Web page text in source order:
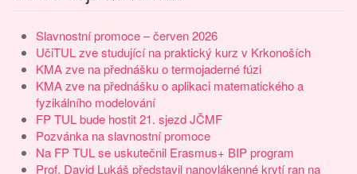
Slavnostní promoce – červen 2026
UčiTUL zve studující na praktický kurz v Krkonoších
KMA zve na přednášku o termojaderné fúzi
KMA zve na přednášku o aplikaci matematického a
fyzikálního modelování
FP TUL bude hostit 21. sjezd JČMF
Pozvánka na slavnostní promoce
Na FP TUL se uskutečnil Erasmus+ BIP program
Prof. David Lukáš představil nanovlákenné krytí ran na